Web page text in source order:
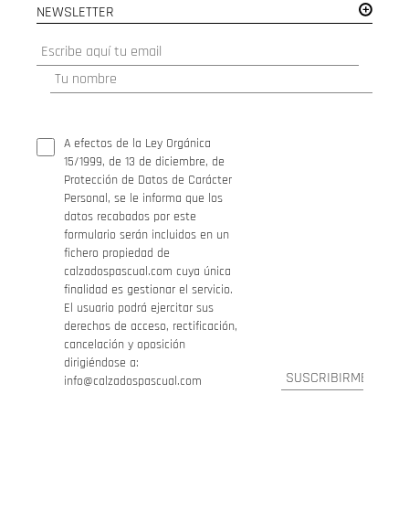
NEWSLETTER
A efectos de la Ley Orgánica
15/1999, de 13 de diciembre, de
Protección de Datos de Carácter
Personal, se le informa que los
datos recabados por este
formulario serán incluidos en un
fichero propiedad de
calzadospascual.com cuya única
finalidad es gestionar el servicio.
El usuario podrá ejercitar sus
derechos de acceso, rectificación,
cancelación y oposición
dirigiéndose a:
info@calzadospascual.com